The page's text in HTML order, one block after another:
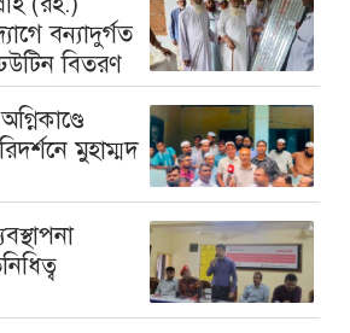
বন্যাদুর্গত
বিতরণ
মুহাম্মদ